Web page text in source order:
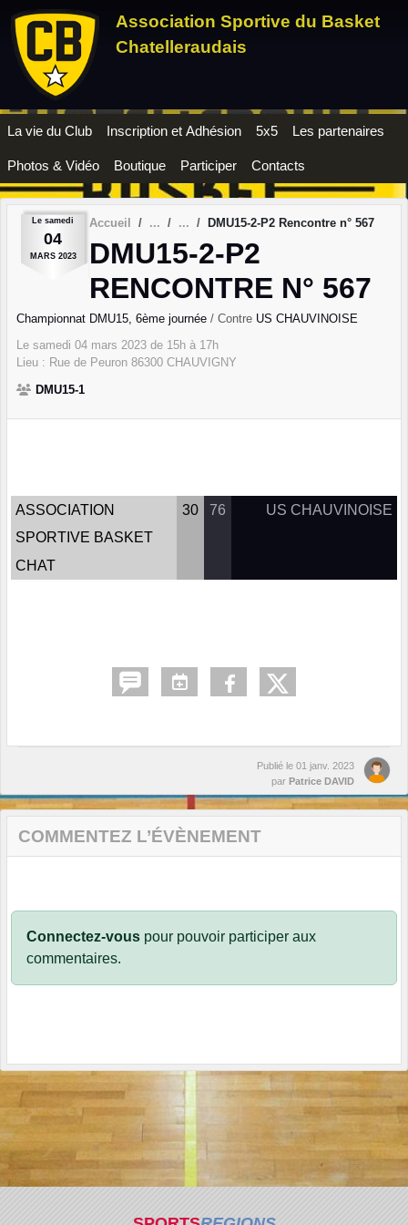
Association Sportive du Basket
Chatelleraudais
La vie du Club Inscription et Adhésion 5x5 Les partenaires
Photos & Vidéo Boutique Participer Contacts
Le samedi
04
MARS 2023
Accueil DMU15-2-P2 Rencontre n° 567
DMU15-2-P2
RENCONTRE N° 567
Championnat DMU15, 6ème journée / Contre US CHAUVINOISE
Le samedi 04 mars 2023 de 15h à 17h
Lieu : Rue de Peuron 86300 CHAUVIGNY
DMU15-1
ASSOCIATION
SPORTIVE BASKET
CHAT
30 76 US CHAUVINOISE
Publié le 01 janv. 2023
par Patrice DAVID
COMMENTEZ L’ÉVÈNEMENT
Connectez-vous pour pouvoir participer aux
commentaires.
Panneau de gestion des cookies